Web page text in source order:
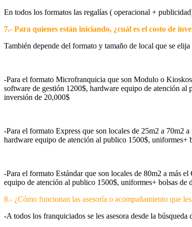
En todos los formatos las regalías ( operacional +
7.- Para quienes están iniciando, ¿cuál es el costo de
También depende del formato y tamaño de local que se
-Para el formato Microfranquicia que son Modulo o
software de gestión 1200$, hardware equipo de atención
inversión de 20,000$
-Para el formato Express que son locales de 25m2 a 70m2
hardware equipo de atención al publico 1500$, uniformes+
-Para el formato Estándar que son locales de 80m2 a más
equipo de atención al publico 1500$, uniformes+ bolsas
8.- ¿Cómo funcionan las asesoría o acompañamiento que
-A todos los franquiciados se les asesora desde la